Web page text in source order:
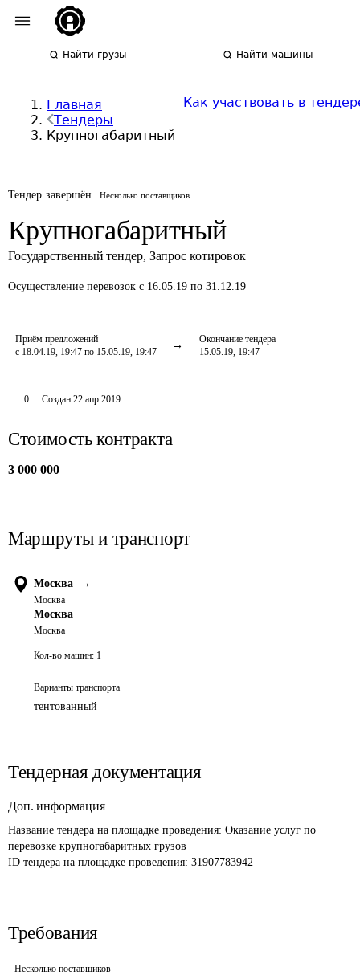
Найти грузы Найти машины
Главная
Тендеры
Крупногабаритный
Как участвовать в
Тендер завершён Несколько поставщиков
Крупногабаритный
Государственный тендер, Запрос котировок
Осуществление перевозок с 16.05.19 по 31.12.19
Приём предложений
с 18.04.19, 19:47 по 15.05.19, 19:47
Окончание тендера
15.05.19, 19:47
0 Создан 22 апр 2019
Стоимость контракта
3 000 000
Маршруты и транспорт
Москва →
Москва
Москва
Москва
Кол-во машин: 1
Варианты транспорта
тентованный
Тендерная документация
Доп. информация
Название тендера на площадке проведения: Оказание услуг по
перевозке крупногабаритных грузов
ID тендера на площадке проведения: 31907783942
Требования
Несколько поставщиков